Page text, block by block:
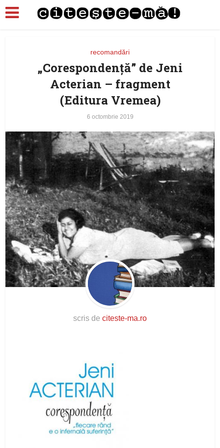
recomandări
„Corespondenţă” de Jeni
Acterian – fragment
(Editura Vremea)
6 octombrie 2019
scris de citeste-ma.ro